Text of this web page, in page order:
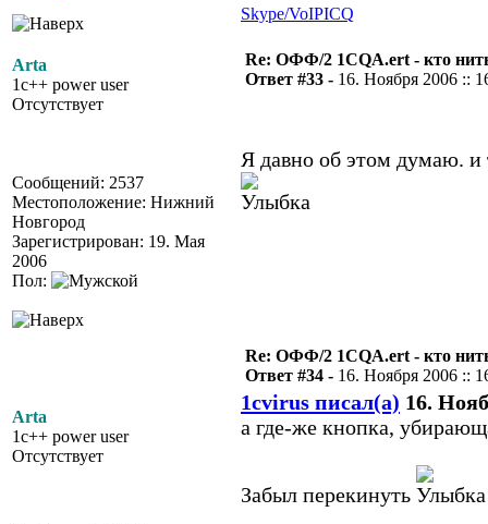
Skype/VoIPICQ
Arta
1c++ power user
Отсутствует
Сообщений: 2537
Местоположение: Нижний
Новгород
Зарегистрирован: 19. Мая
2006
Пол:
Re: ОФФ/2 1CQA.ert - кто
Ответ #33 - 16. Ноября 2006 ::
Я давно об этом думаю. и
Arta
1c++ power user
Отсутствует
Re: ОФФ/2 1CQA.ert - кто
Ответ #34 - 16. Ноября 2006 ::
1cvirus писал(а) 16.
а где-же кнопка,
Забыл перекинуть